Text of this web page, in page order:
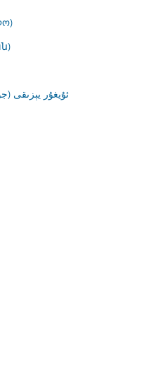
ئۇيغۇر يېزىقى